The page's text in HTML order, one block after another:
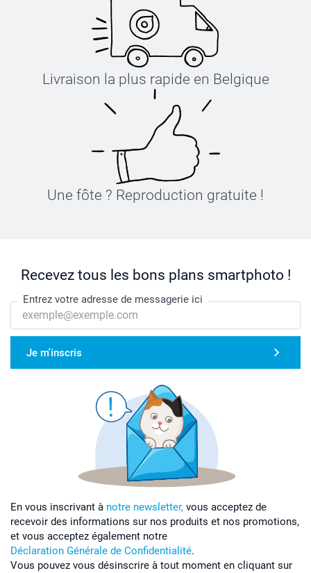
Livraison la plus rapide en Belgique
Une fôte ? Reproduction gratuite !
Recevez tous les bons plans smartphoto !
Entrez votre adresse de messagerie ici
Je m'inscris
En vous inscrivant à notre newsletter, vous acceptez de
recevoir des informations sur nos produits et nos promotions,
et vous acceptez également notre
Déclaration Générale de Confidentialité.
Vous pouvez vous désinscrire à tout moment en cliquant sur